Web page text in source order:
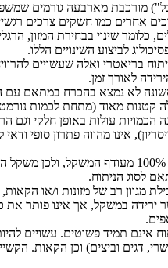
מורכבת מארבעה גורמים
אחרים כמו חשקים צרכים
כלומר שינוי בבחירת המזון,
לביצוע השינויים הללו.
בריאטרי ואלה שעשויים
לאורך זמן.
לא נמצא בהכרח במתאם עם
קטנות מאוד (מתחת לכמות
עולות באופן חלקי וגם
אינו מהווה פתרון סופי
מגוון רב של מזונות ו/או
ירידה במשקל, אך אינו פותר
אינם תמיד פשוטים. עשויים
דגים וביצים) וכן הקאות.